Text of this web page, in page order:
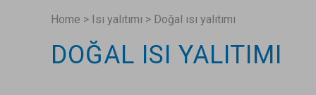
Home > Isı yalıtımı > Doğal ısı yalıtımı
DOĞAL ISI YALITIMI